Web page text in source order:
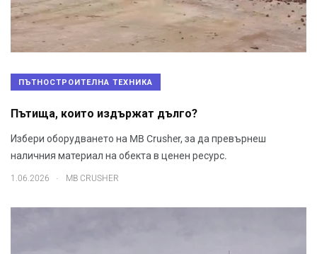
ПЪТНОСТРОИТЕЛНА ТЕХНИКА
Пътища, които издържат дълго?
Избери оборудването на MB Crusher, за да превърнеш
наличния материал на обекта в ценен ресурс.
1.06.2026 . MB CRUSHER